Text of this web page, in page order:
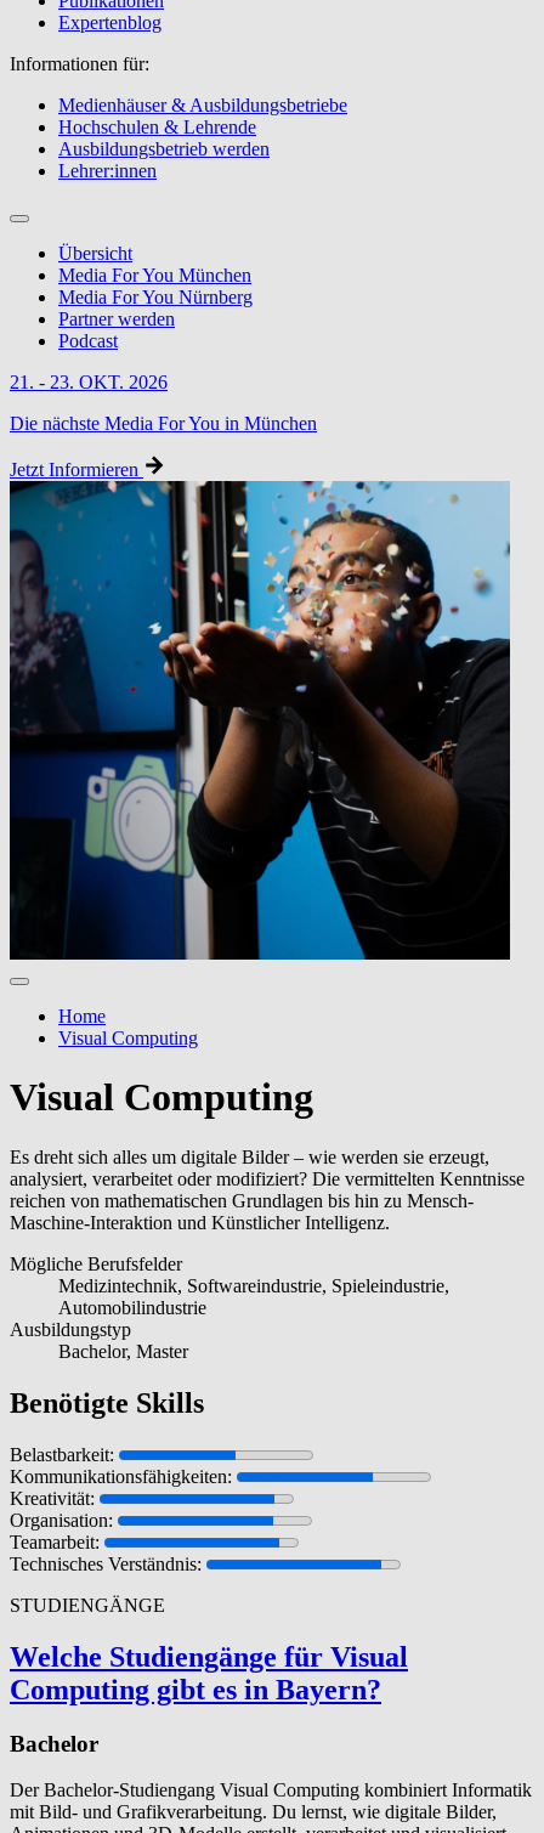
Expertenblog
Informationen für:
Medienhäuser & Ausbildungsbetriebe
Hochschulen & Lehrende
Ausbildungsbetrieb werden
Lehrer:innen
Übersicht
Media For You München
Media For You Nürnberg
Partner werden
Podcast
21. - 23. OKT. 2026
Die nächste Media For You in München
Jetzt Informieren
Home
Visual Computing
Visual Computing
Es dreht sich alles um digitale Bilder – wie werden sie erzeugt,
analysiert, verarbeitet oder modifiziert? Die vermittelten Kenntnisse
reichen von mathematischen Grundlagen bis hin zu Mensch-
Maschine-Interaktion und Künstlicher Intelligenz.
Mögliche Berufsfelder
Medizintechnik, Softwareindustrie, Spieleindustrie,
Automobilindustrie
Ausbildungstyp
Bachelor, Master
Benötigte Skills
Belastbarkeit:
Kommunikationsfähigkeiten:
Kreativität:
Organisation:
Teamarbeit:
Technisches Verständnis:
STUDIENGÄNGE
Welche Stu­di­engänge für Visual
Computing gibt es in Bayern?
Bachelor
Der Bachelor-Studiengang Visual Computing kombiniert Informatik
mit Bild- und Grafikverarbeitung. Du lernst, wie digitale Bilder,